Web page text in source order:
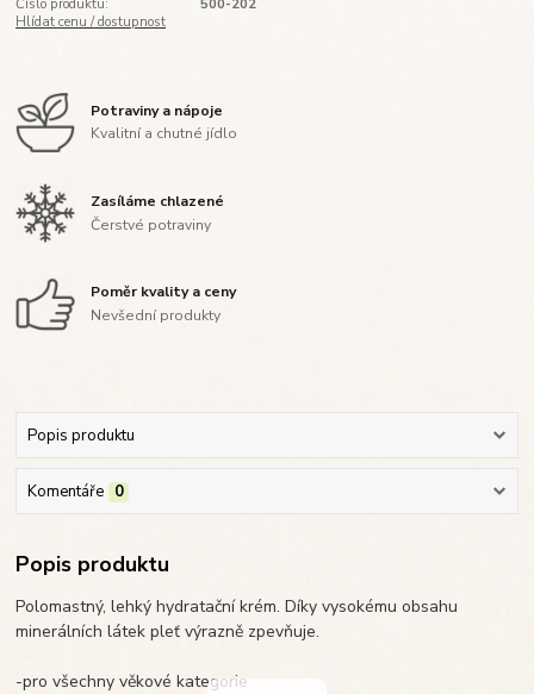
Číslo produktu:
500-202
Hlídat cenu / dostupnost
Potraviny a nápoje
Kvalitní a chutné jídlo
Zasíláme chlazené
Čerstvé potraviny
Poměr kvality a ceny
Nevšední produkty
Popis produktu
Komentáře 0
Popis produktu
Polomastný, lehký hydratační krém. Díky vysokému obsahu
minerálních látek pleť výrazně zpevňuje.
-pro všechny věkové kategorie